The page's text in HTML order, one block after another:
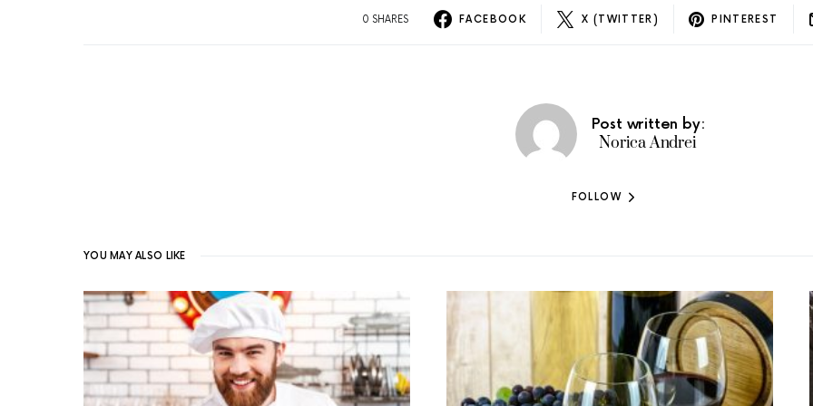
0 SHARES FACEBOOK X (TWITTER) PINTEREST
Post written by:
Norica Andrei
FOLLOW
YOU MAY ALSO LIKE